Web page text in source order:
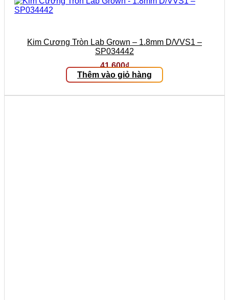
Kim Cương Tròn Lab Grown – 1.8mm D/VVS1 –
SP034442
41.600₫
Thêm vào giỏ hàng